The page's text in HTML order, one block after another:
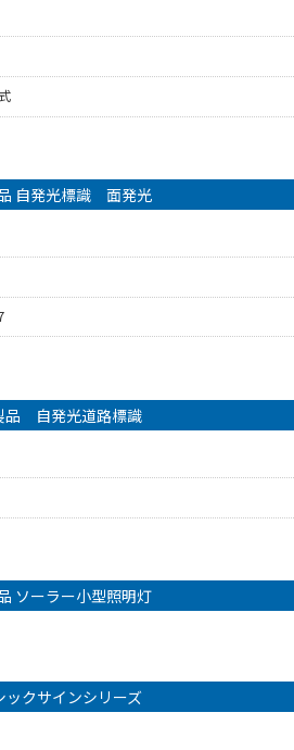
自発光標識 面発光
品 自発光道路標識
ソーラー小型照明灯
ックサインシリーズ